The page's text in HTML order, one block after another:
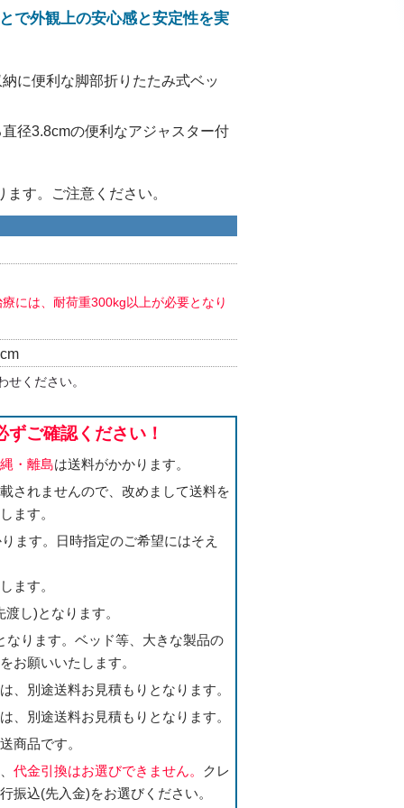
で外観上の安心感と安定性を実
に便利な脚部折りたたみ式ベッ
径3.8cmの便利なアジャスター付
す。ご注意ください。
には、耐荷重300kg以上が必要となり
せください。
ずご確認ください！
・離島は送料がかかります。
されませんので、改めまして送料を
ます。
ます。日時指定のご希望にはそえ
ます。
し)となります。
なります。ベッド等、大きな製品の
お願いいたします。
、別途送料お見積もりとなります。
、別途送料お見積もりとなります。
商品です。
代金引換はお選びできません。
クレ
振込(先入金)をお選びください。